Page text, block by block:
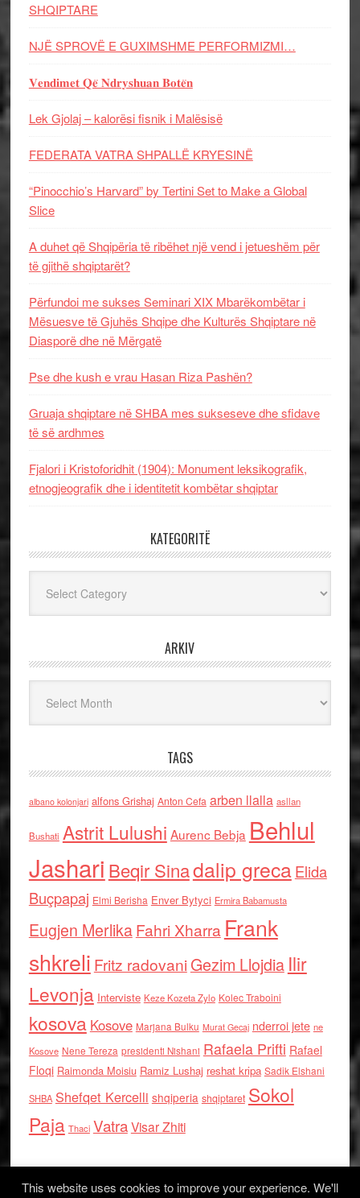
SHQIPTARE
NJË SPROVË E GUXIMSHME PERFORMIZMI…
𝐕𝐞𝐧𝐝𝐢𝐦𝐞𝐭 𝐐𝐞̈ 𝐍𝐝𝐫𝐲𝐬𝐡𝐮𝐚𝐧 𝐁𝐨𝐭𝐞̈𝐧
Lek Gjolaj – kalorësi fisnik i Malësisë
FEDERATA VATRA SHPALLË KRYESINË
“Pinocchio’s Harvard” by Tertini Set to Make a Global
Slice
A duhet që Shqipëria të ribëhet një vend i jetueshëm për
të gjithë shqiptarët?
Përfundoi me sukses Seminari XIX Mbarëkombëtar i
Mësuesve të Gjuhës Shqipe dhe Kulturës Shqiptare në
Diasporë dhe në Mërgatë
Pse dhe kush e vrau Hasan Riza Pashën?
Gruaja shqiptare në SHBA mes sukseseve dhe sfidave
të së ardhmes
Fjalori i Kristoforidhit (1904): Monument leksikografik,
etnogjeografik dhe i identitetit kombëtar shqiptar
KATEGORITË
ARKIV
TAGS
albano kolonjari alfons Grishaj Anton Cefa arben llalla asllan
Bushati Astrit Lulushi Aurenc Bebja Behlul
Jashari Beqir Sinadalip grecaElida
Buçpapaj Elmi Berisha Enver Bytyci Ermira Babamusta
Eugjen MerlikaFahri Xharra Frank
shkreli Fritz radovaniGezim Llojdia Ilir
Levonja Interviste Keze Kozeta Zylo Kolec Traboini
kosova Kosove Marjana Bulku Murat Gecaj nderroi jete ne
Kosove Nene Tereza presidenti Nishani Rafaela Prifti Rafael
Floqi Raimonda Moisiu Ramiz Lushaj reshat kripa Sadik Elshani
SHBA Shefqet Kercelli shqiperia shqiptaret Sokol
Paja Thaci VatraVisar Zhiti
This website uses cookies to improve your experience. We'll